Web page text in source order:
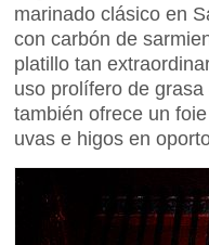
marinado clásico en
con carbón de
platillo tan
uso prolífero de
también ofrece un
uvas e higos en